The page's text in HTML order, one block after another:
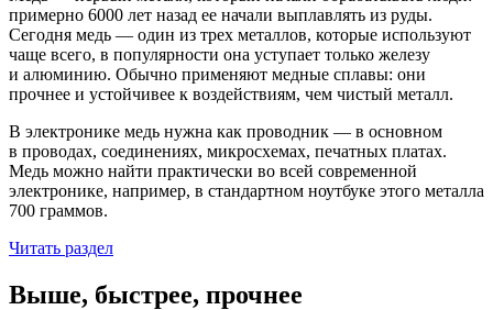
примерно 6000 лет назад ее начали выплавлять из руды.
Сегодня медь — один из трех металлов, которые используют
чаще всего, в популярности она уступает только железу
и алюминию. Обычно применяют медные сплавы: они
прочнее и устойчивее к воздействиям, чем чистый металл.
В электронике медь нужна как проводник — в основном
в проводах, соединениях, микросхемах, печатных платах.
Медь можно найти практически во всей современной
электронике, например, в стандартном ноутбуке этого металла
700 граммов.
Читать раздел
Выше, быстрее, прочнее